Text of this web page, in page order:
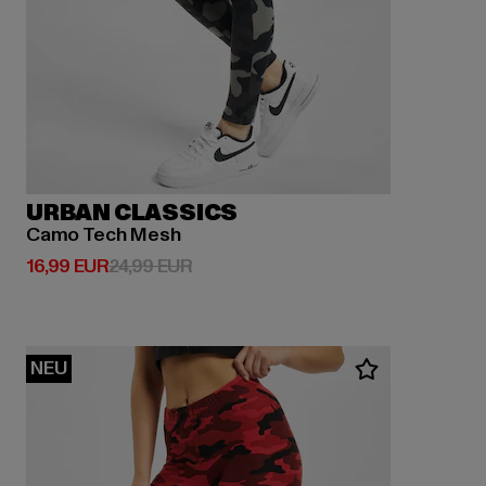
URBAN CLASSICS
Camo Tech Mesh
16,99 EUR
Derzeitiger Preis: 16,99 EUR
24,99 EURAktionspreis: 24,99 EUR
NEU